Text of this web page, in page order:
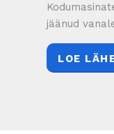
jäänud
LOE